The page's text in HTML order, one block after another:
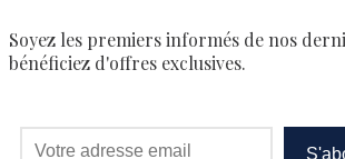
Soyez les premiers informés de nos
bénéficiez d'offres exclusives.